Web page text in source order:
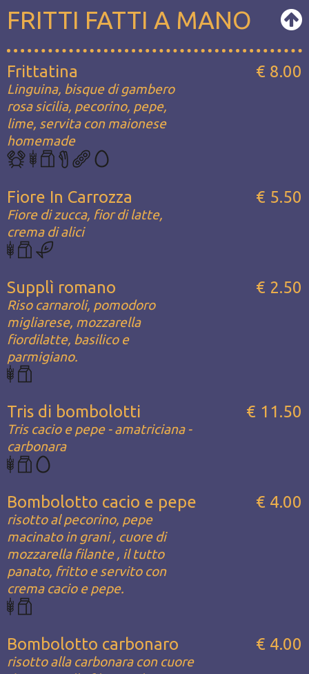
FRITTI FATTI A MANO
Frittatina
Linguina, bisque di gambero
rosa sicilia, pecorino, pepe,
lime, servita con maionese
homemade
€ 8.00
Fiore In Carrozza
Fiore di zucca, fior di latte,
crema di alici
€ 5.50
Supplì romano
Riso carnaroli, pomodoro
migliarese, mozzarella
fiordilatte, basilico e
parmigiano.
€ 2.50
Tris di bombolotti
Tris cacio e pepe - amatriciana -
carbonara
€ 11.50
Bombolotto cacio e pepe
risotto al pecorino, pepe
macinato in grani , cuore di
mozzarella filante , il tutto
panato, fritto e servito con
crema cacio e pepe.
€ 4.00
Bombolotto carbonaro
risotto alla carbonara con cuore
€ 4.00